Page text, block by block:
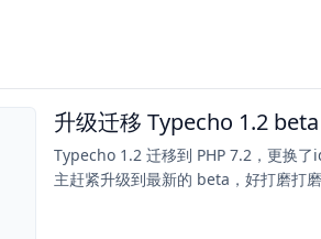
2021-09-08
升级迁移 Typecho 1.2
Typecho 1.2 迁移到 PHP 7.2，更换
主赶紧升级到最新的 beta，好打磨打